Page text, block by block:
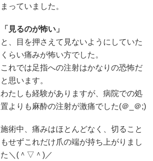
まっていました。
「見るのが怖い」
と、目を押さえて見ないようにしていた
くらい痛みが怖い方でした。
これでは足指への注射はかなりの恐怖だ
と思います。
わたしも経験がありますが、病院での処
置よりも麻酔の注射が激痛でした(＠_＠;)
施術中、痛みはほとんどなく、切ること
もせずこれだけ爪の端が持ち上がりまし
た＼(＾▽＾)／